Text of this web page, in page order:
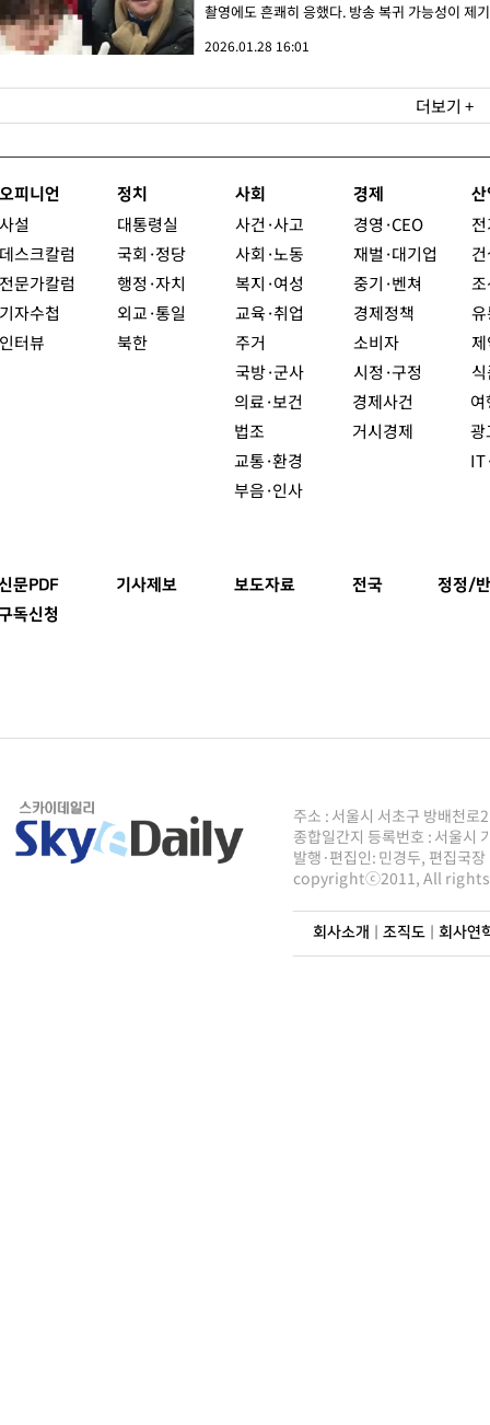
촬영에도 흔쾌히 응했다. 방송 복귀 가능성이 제
2026.01.28 16:01
더보기 +
피니언
설
스크칼럼
문가칼럼
자수첩
터뷰
정치
대통령실
국회·정당
행정·자치
외교·통일
북한
사회
사건·사고
사회·노동
복지·여성
교육·취업
주거
국방·군사
의료·보건
법조
교통·환경
부음·인사
경제
경영·CEO
재벌·대기업
중기·벤쳐
경제정책
소비자
시정·구정
경제사건
거시경제
산
광
문PDF
독신청
기사제보 보도자료 전국 정정/
주소 : 서울시 서초구 방배천
종합일간지 등록번호 : 서울시
발행·편집인: 민경두, 편집국
copyrightⓒ2011, All rights
회사소개 조직도| 회사연